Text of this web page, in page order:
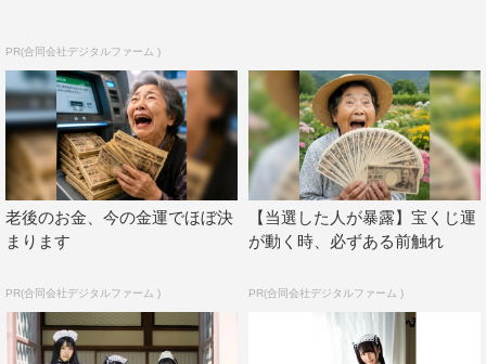
ゼロイチファミリア 真島なおみ
PR(合同会社デジタルファーム )
老後のお金、今の金運でほぼ決
まります
PR(合同会社デジタルファーム )
【当選した人が暴露】宝くじ運
が動く時、必ずある前触れ
PR(合同会社デジタルファーム )